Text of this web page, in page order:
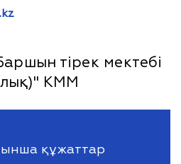
тірек мектебі
КММ
құжаттар